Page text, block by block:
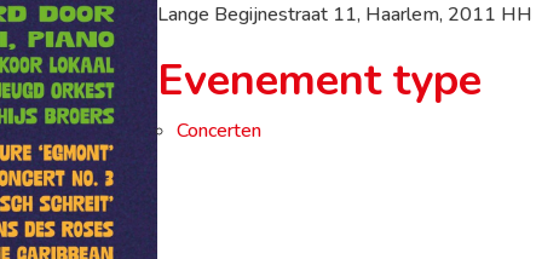
Lange Begijnestraat 11, Haarlem, 2011 HH
Evenement type
Concerten